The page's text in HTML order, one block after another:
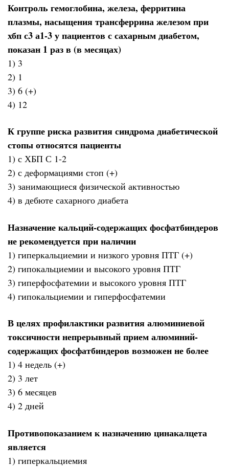
Контроль гемоглобина, железа, ферритина
плазмы, насыщения трансферрина железом при
хбп с3 а1-3 у пациентов с сахарным диабетом,
показан 1 раз в (в месяцах)
1) 3
2) 1
3) 6 (+)
4) 12
К группе риска развития синдрома диабетической
стопы относятся пациенты
1) с ХБП С 1-2
2) с деформациями стоп (+)
3) занимающиеся физической активностью
4) в дебюте сахарного диабета
Назначение кальций-содержащих фосфатбиндеров
не рекомендуется при наличии
1) гиперкальциемии и низкого уровня ПТГ (+)
2) гипокальциемии и высокого уровня ПТГ
3) гиперфосфатемии и высокого уровня ПТГ
4) гипокальциемии и гиперфосфатемии
В целях профилактики развития алюминиевой
токсичности непрерывный прием алюминий-
содержащих фосфатбиндеров возможен не более
1) 4 недель (+)
2) 3 лет
3) 6 месяцев
4) 2 дней
Противопоказанием к назначению цинакалцета
является
1) гиперкальциемия